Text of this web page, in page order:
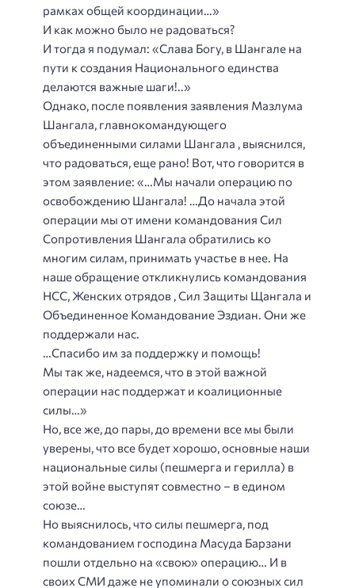
рамках общей координации…»
И как можно было не радоваться?
И тогда я подумал: «Слава Богу, в Шангале на
пути к создания Национального единства
делаются важные шаги!..»
Однако, после появления заявления Мазлума
Шангала, главнокомандующего
объединенными силами Шангала , выяснился,
что радоваться, еще рано! Вот, что говорится в
этом заявление: «…Мы начали операцию по
освобождению Шангала! …До начала этой
операции мы от имени командования Сил
Сопротивления Шангала обратились ко
многим силам, принимать участье в нее. На
наше обращение откликнулись командования
НСС, Женских отрядов , Сил Защиты Щангала и
Объединенное Командование Эздиан. Они же
поддержали нас.
…Спасибо им за поддержку и помощь!
Мы так же, надеемся, что в этой важной
операции нас поддержат и коалиционные
силы…»
Но, все же, до пары, до времени все мы были
уверены, что все будет хорошо, основные наши
национальные силы (пешмерга и герилла) в
этой войне выступят совместно – в едином
союзе…
Но выяснилось, что силы пешмерга, под
командованием господина Масуда Барзани
пошли отдельно на «свою» операцию… И в
своих СМИ даже не упоминали о союзных сил